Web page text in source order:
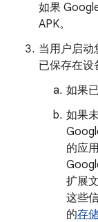
如果
APK。
当用户启动
已保存在设
如果
如果
的应
扩展
这些
的存